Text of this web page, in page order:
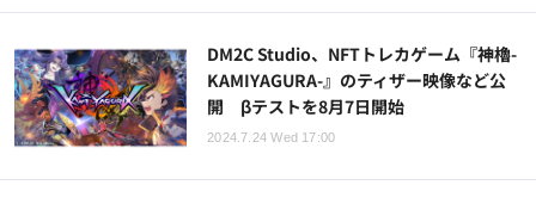
DM2C Studio、NFTトレカゲーム『神櫓-
KAMIYAGURA-』のティザー映像など公
開 βテストを8月7日開始
2024.7.24 Wed 17:00